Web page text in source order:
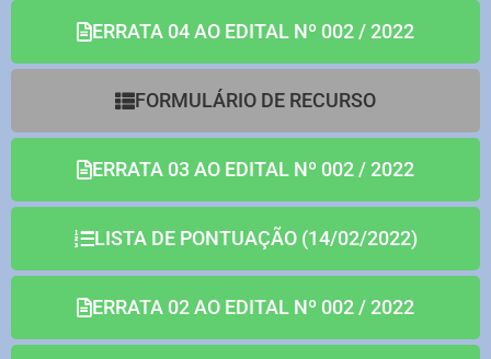
ERRATA 04 AO EDITAL Nº 002 / 2022
FORMULÁRIO DE RECURSO
ERRATA 03 AO EDITAL Nº 002 / 2022
LISTA DE PONTUAÇÃO (14/02/2022)
ERRATA 02 AO EDITAL Nº 002 / 2022